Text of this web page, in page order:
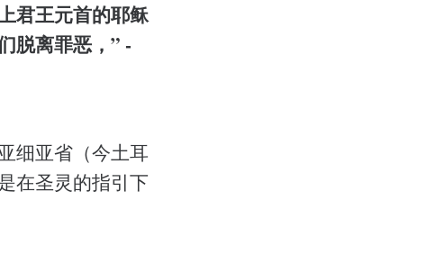
君王元首的耶稣
脱离罪恶，” -
细亚省（今土耳
在圣灵的指引下